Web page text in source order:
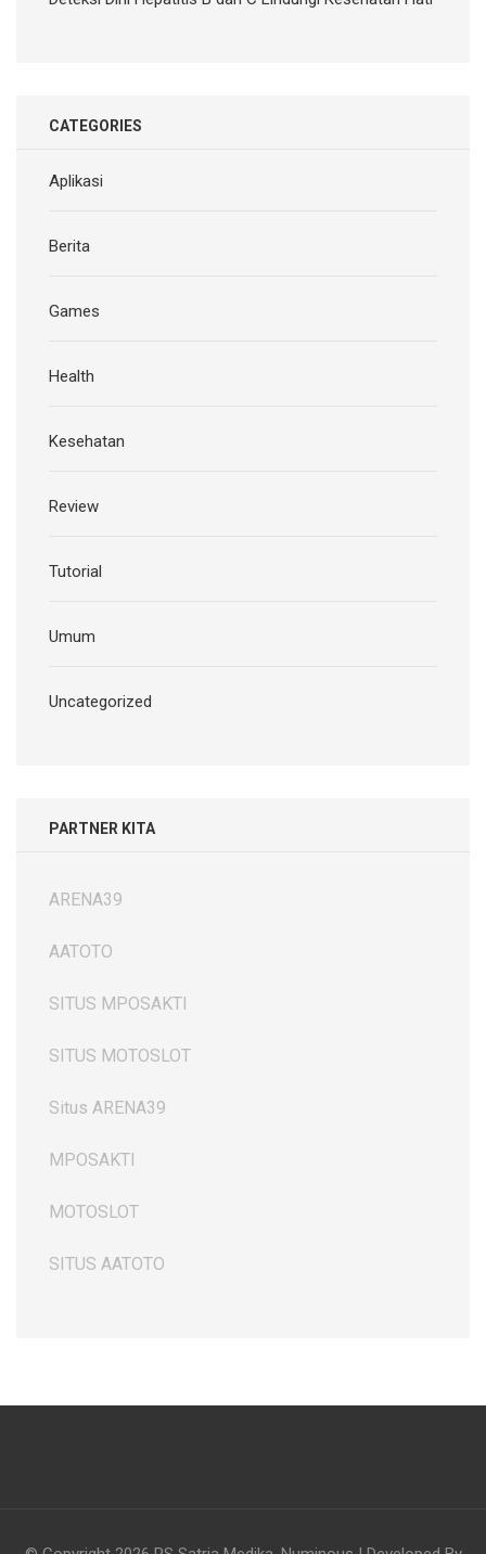
CATEGORIES
Aplikasi
Berita
Games
Health
Kesehatan
Review
Tutorial
Umum
Uncategorized
PARTNER KITA
ARENA39
AATOTO
SITUS MPOSAKTI
SITUS MOTOSLOT
Situs ARENA39
MPOSAKTI
MOTOSLOT
SITUS AATOTO